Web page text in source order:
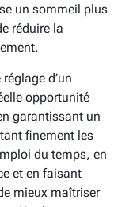
un sommeil plus
réduire la
d’un
opportunité
garantissant un
finement les
du temps, en
et en faisant
mieux maîtriser